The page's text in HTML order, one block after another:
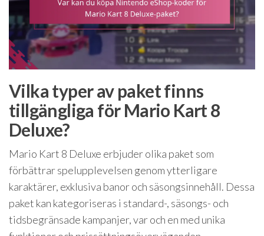
Vilka typer av paket finns
tillgängliga för Mario Kart 8
Deluxe?
Mario Kart 8 Deluxe erbjuder olika paket som
förbättrar spelupplevelsen genom ytterligare
karaktärer, exklusiva banor och säsongsinnehåll. Dessa
paket kan kategoriseras i standard-, säsongs- och
tidsbegränsade kampanjer, var och en med unika